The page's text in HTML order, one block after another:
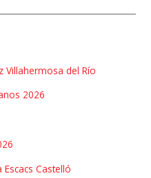
Villahermosa del Río
2026
Castelló